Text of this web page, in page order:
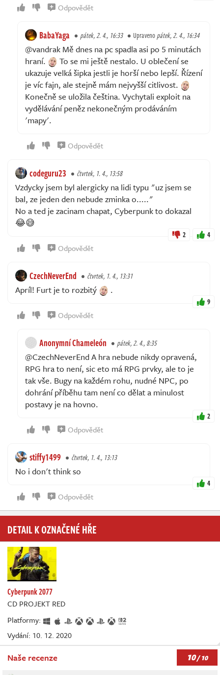
Odpovědět
BabaYaga pátek, 2. 4., 16:33 Upravenopátek, 2. 4., 16:34
@vandrak Mě dnes na pc spadla asi po 5 minutách
hraní.
To se mi ještě nestalo. U oblečení se
ukazuje velká šipka jestli je horší nebo lepší. Řízení
je víc fajn, ale stejně mám nejvyšší citlivost.
Konečně se uložila čeština. Vychytali exploit na
vydělávání peněz nekonečným prodáváním
'mapy'.
Odpovědět
codeguru23 čtvrtek, 1. 4., 13:58
Vzdycky jsem byl alergicky na lidi typu "uz jsem se
bal, ze jeden den nebude zminka o....."
No a ted je zacinam chapat, Cyberpunk to dokazal
😂😅
2 4
Odpovědět
CzechNeverEnd čtvrtek, 1. 4., 13:31
Apríl! Furt je to rozbitý .
9
Odpovědět
Anonymní Chameleón pátek, 2. 4., 8:35
@CzechNeverEnd A hra nebude nikdy opravená,
RPG hra to není, sic eto má RPG prvky, ale to je
tak vše. Bugy na každém rohu, nudné NPC, po
dohrání příběhu tam není co dělat a minulost
postavy je na hovno.
2
Odpovědět
stiffy1499 čtvrtek, 1. 4., 13:13
No i don't think so
4
Odpovědět
DETAIL K OZNAČENÉ HŘE
Cyberpunk 2077
CD PROJEKT RED
Platformy:
Vydání: 10. 12. 2020
Naše recenze 10/ 10